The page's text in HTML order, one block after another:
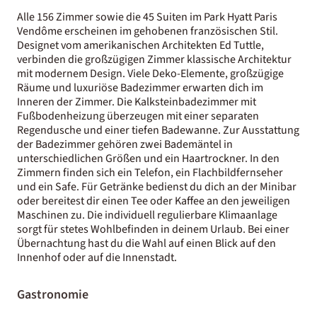
Alle 156 Zimmer sowie die 45 Suiten im Park Hyatt Paris
Vendôme erscheinen im gehobenen französischen Stil.
Designet vom amerikanischen Architekten Ed Tuttle,
verbinden die großzügigen Zimmer klassische Architektur
mit modernem Design. Viele Deko-Elemente, großzügige
Räume und luxuriöse Badezimmer erwarten dich im
Inneren der Zimmer. Die Kalksteinbadezimmer mit
Fußbodenheizung überzeugen mit einer separaten
Regendusche und einer tiefen Badewanne. Zur Ausstattung
der Badezimmer gehören zwei Bademäntel in
unterschiedlichen Größen und ein Haartrockner. In den
Zimmern finden sich ein Telefon, ein Flachbildfernseher
und ein Safe. Für Getränke bedienst du dich an der Minibar
oder bereitest dir einen Tee oder Kaffee an den jeweiligen
Maschinen zu. Die individuell regulierbare Klimaanlage
sorgt für stetes Wohlbefinden in deinem Urlaub. Bei einer
Übernachtung hast du die Wahl auf einen Blick auf den
Innenhof oder auf die Innenstadt.
Gastronomie